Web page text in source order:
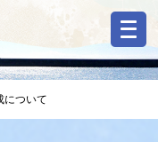
について